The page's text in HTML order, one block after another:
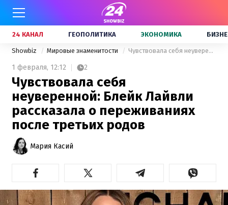
24 КАНАЛ ГЕОПОЛИТИКА ЭКОНОМИКА
Showbiz Мировые знаменитости Чувствовала себя неуверенной: Блейк Лайвли рассказала о переживаниях после третьих родов
1 февраля, 12:12 2
Чувствовала себя
неуверенной: Блейк Лайвли
рассказала о переживаниях
после третьих родов
Мария Касий